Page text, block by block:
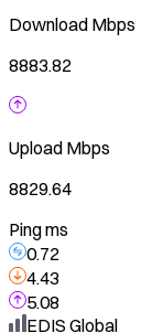
Download Mbps
8883.82
Upload Mbps
8829.64
Ping ms
0.72
4.43
5.08
EDIS Global